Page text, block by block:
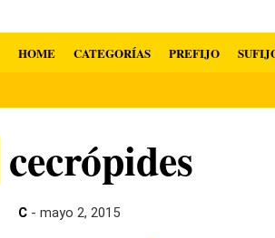
HOME CATEGORÍAS PREFIJO
cecrópides
C - mayo 2, 2015